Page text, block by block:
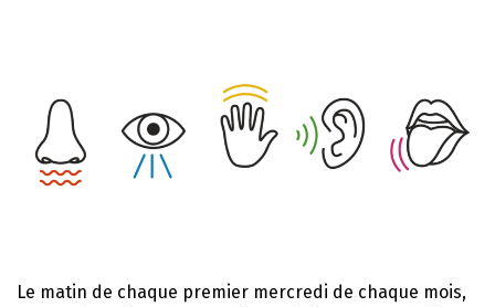
Le matin de chaque premier mercredi de chaque mois,